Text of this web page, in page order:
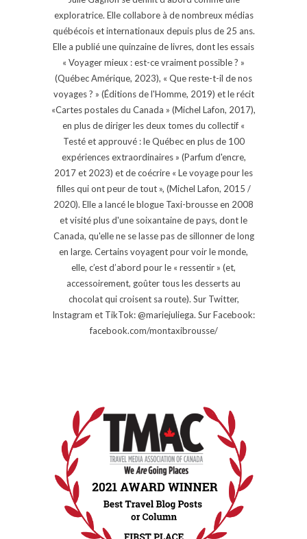
exploratrice. Elle collabore à de nombreux médias
québécois et internationaux depuis plus de 25 ans.
Elle a publié une quinzaine de livres, dont les essais
« Voyager mieux : est-ce vraiment possible ? »
(Québec Amérique, 2023), « Que reste-t-il de nos
voyages ? » (Éditions de l'Homme, 2019) et le récit
«Cartes postales du Canada » (Michel Lafon, 2017),
en plus de diriger les deux tomes du collectif «
Testé et approuvé : le Québec en plus de 100
expériences extraordinaires » (Parfum d'encre,
2017 et 2023) et de coécrire « Le voyage pour les
filles qui ont peur de tout », (Michel Lafon, 2015 /
2020). Elle a lancé le blogue Taxi-brousse en 2008
et visité plus d'une soixantaine de pays, dont le
Canada, qu'elle ne se lasse pas de sillonner de long
en large. Certains voyagent pour voir le monde,
elle, c’est d’abord pour le « ressentir » (et,
accessoirement, goûter tous les desserts au
chocolat qui croisent sa route). Sur Twitter,
Instagram et TikTok: @mariejuliega. Sur Facebook:
facebook.com/montaxibrousse/